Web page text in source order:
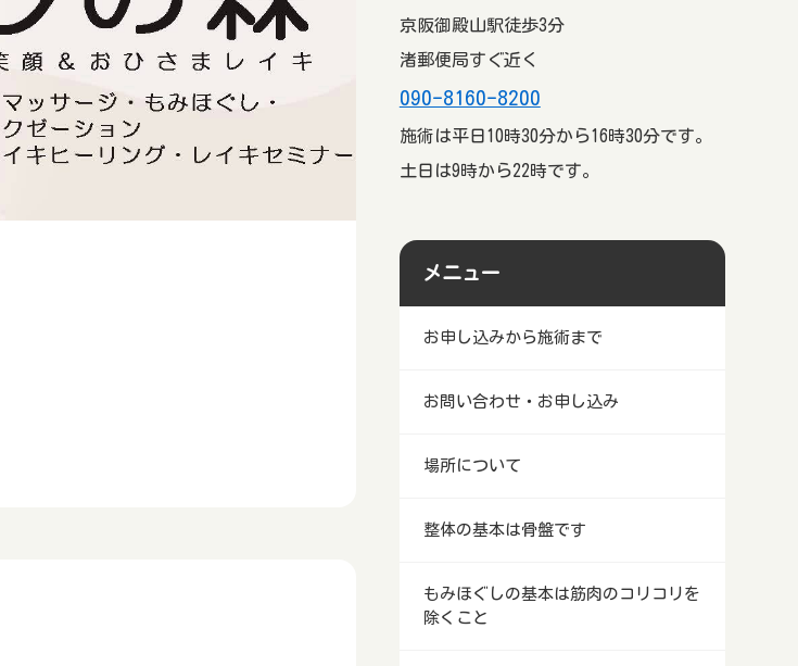
京阪御殿山駅徒歩3分
渚郵便局すぐ近く
090-8160-8200
施術は平日10時30分から16時30分です。
土日は9時から22時です。
メニュー
お申し込みから施術まで
お問い合わせ・お申し込み
場所について
整体の基本は骨盤です
もみほぐしの基本は筋肉のコリコリを
除くこと